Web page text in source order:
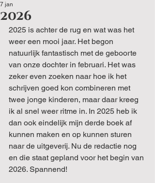
2026
7 jan
2025 is achter de rug en wat was het
weer een mooi jaar. Het begon
natuurlijk fantastisch met de geboorte
van onze dochter in februari. Het was
zeker even zoeken naar hoe ik het
schrijven goed kon combineren met
twee jonge kinderen, maar daar kreeg
ik al snel weer ritme in. In 2025 heb ik
dan ook eindelijk mijn derde boek af
kunnen maken en op kunnen sturen
naar de uitgeverij. Nu de redactie nog
en die staat gepland voor het begin van
2026. Spannend!